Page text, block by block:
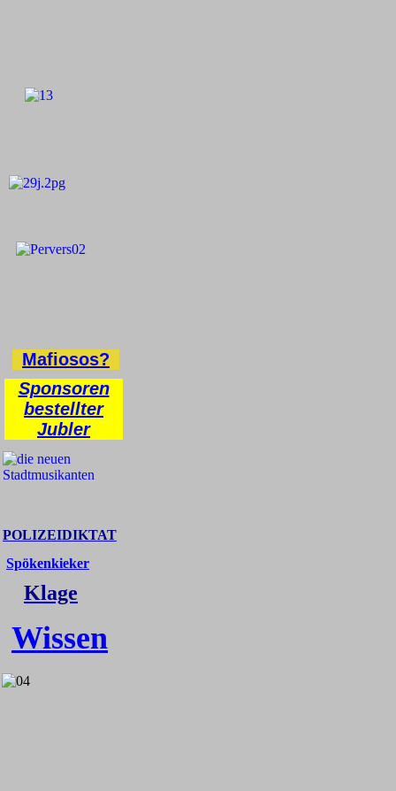
Mafiosos?
Sponsoren
bestellter
Jubler
POLIZEIDIKTAT
Spökenkieker
Klage
Wissen